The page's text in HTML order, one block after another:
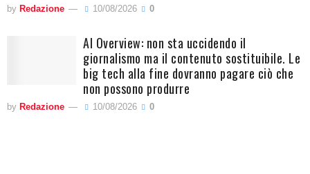
by Redazione 10/08/2026 0
AI Overview: non sta uccidendo il
giornalismo ma il contenuto sostituibile. Le
big tech alla fine dovranno pagare ciò che
non possono produrre
by Redazione 10/08/2026 0